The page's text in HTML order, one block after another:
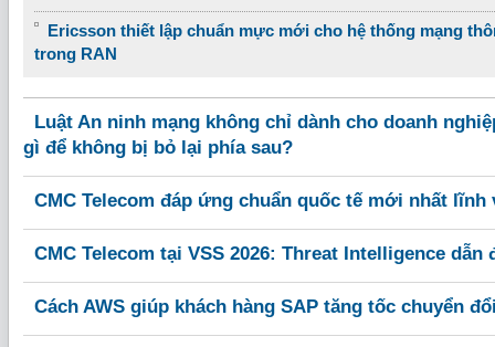
Ericsson thiết lập chuẩn mực mới cho hệ thống mạng
trong RAN
Luật An ninh mạng không chỉ dành cho doanh
gì để không bị bỏ lại phía sau?
CMC Telecom đáp ứng chuẩn quốc tế mới nhất
CMC Telecom tại VSS 2026: Threat Intelligence dẫn
Cách AWS giúp khách hàng SAP tăng tốc chuyển